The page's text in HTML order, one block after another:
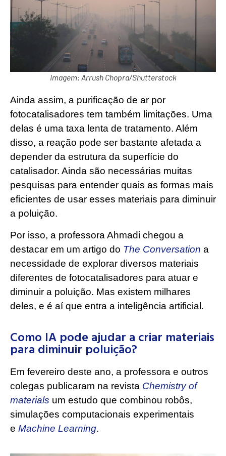
Imagem: Arrush Chopra/Shutterstock
Ainda assim, a purificação de ar por
fotocatalisadores tem também limitações. Uma
delas é uma taxa lenta de tratamento. Além
disso, a reação pode ser bastante afetada a
depender da estrutura da superfície do
catalisador. Ainda são necessárias muitas
pesquisas para entender quais as formas mais
eficientes de usar esses materiais para diminuir
a poluição.
Por isso, a professora Ahmadi chegou a
destacar em um artigo do The Conversation a
necessidade de explorar diversos materiais
diferentes de fotocatalisadores para atuar e
diminuir a poluição. Mas existem milhares
deles, e é aí que entra a inteligência artificial.
Como IA pode ajudar a criar materiais
para diminuir poluição?
Em fevereiro deste ano, a professora e outros
colegas publicaram na revista Chemistry of
materials um estudo que combinou robôs,
simulações computacionais experimentais
e Machine Learning.